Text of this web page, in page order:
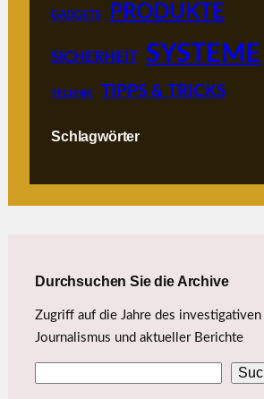
GADGETS PRODUKTE
SICHERHEIT SYSTEME
TECHNIK TIPPS & TRICKS
Schlagwörter
Durchsuchen Sie die Archive
Zugriff auf die Jahre des investigativen
Journalismus und aktueller Berichte